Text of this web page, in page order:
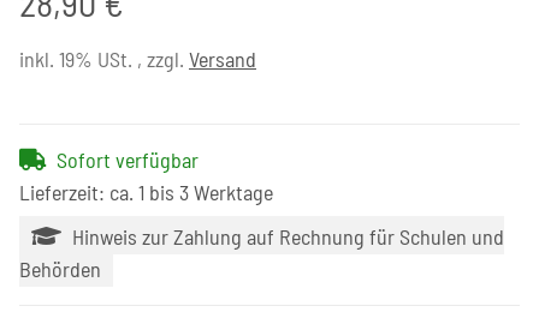
inkl. 19% USt. , zzgl. Versand
Sofort verfügbar
Lieferzeit: ca. 1 bis 3 Werktage
Hinweis zur Zahlung auf Rechnung für Schulen und
Behörden